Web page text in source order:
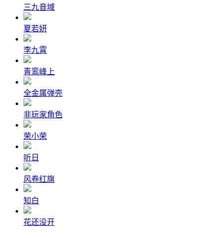
三九音域
夏若妍
李九霄
青鸾峰上
全金属弹壳
非玩家角色
荣小荣
听日
风卷红旗
知白
花还没开